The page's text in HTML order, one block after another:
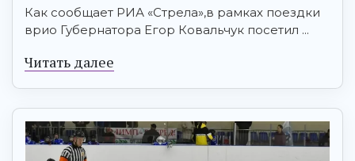
Как сообщает РИА «Стрела»,в рамках поездки
врио Губернатора Егор Ковальчук посетил ...
Читать далее